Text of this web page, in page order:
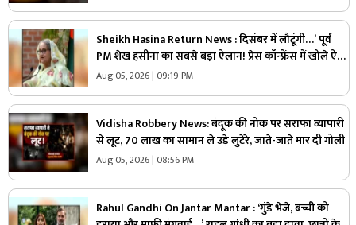
Sheikh Hasina Return News : दिसंबर में लौटूंगी…’ पूर्व
PM शेख हसीना का सबसे बड़ा ऐलान! प्रेस कॉन्फ्रेंस में खोले ऐसे
राज, मच सकता है सियासी भूचाल
Aug 05, 2026 | 09:19 PM
Vidisha Robbery News: बंदूक की नोक पर सराफा व्यापारी
से लूट, 70 लाख का सामान ले उड़े लुटेरे, जाते-जाते मार दी गोली
Aug 05, 2026 | 08:56 PM
Rahul Gandhi On Jantar Mantar : ‘गुंडे भेजे, बच्ची को